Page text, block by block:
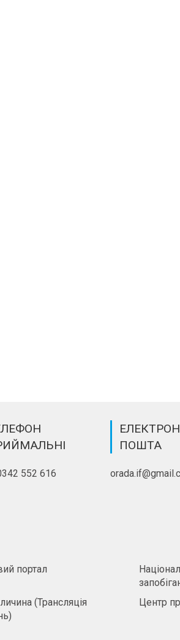
552 616
ПОШТА
портал
(Трансляція
Центр